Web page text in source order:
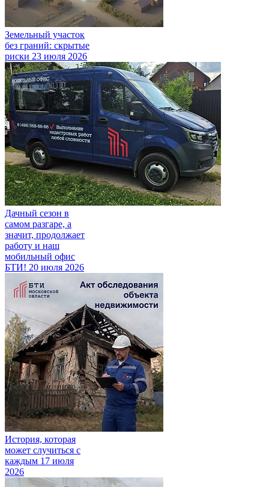
Земельный участок
без граний: скрытые
риски 23 июля 2026
Дачный сезон в
самом разгаре, а
значит, продолжает
работу и наш
мобильный офис
БТИ! 20 июля 2026
История, которая
может случиться с
каждым 17 июля
2026